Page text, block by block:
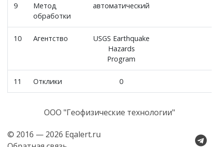
9
Метод
обработки
автоматический
10 Агентство
USGS Earthquake
Hazards
Program
11 Отклики 0
© 2016 — 2026 Eqalert.ru
ООО "Геофизические технологии"